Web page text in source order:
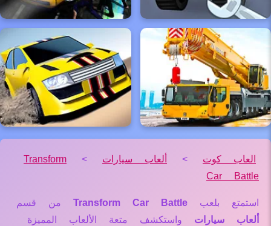
العاب كوت > ألعاب سيارات >
Transform
Car Battle
استمتع بلعب Transform Car Battle من قسم
ألعاب سيارات واستكشف متعة الألعاب المميزة